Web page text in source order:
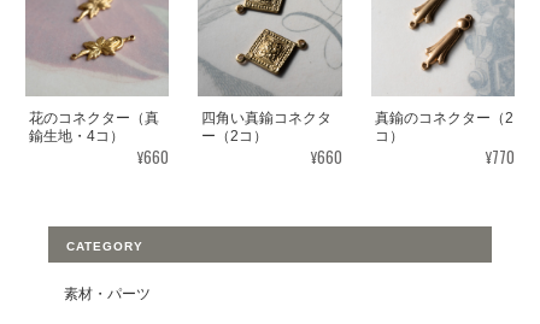
花のコネクター（真
鍮生地・4コ）
¥660
四角い真鍮コネクタ
ー（2コ）
¥660
真鍮のコネクター（2
コ）
¥770
CATEGORY
素材・パーツ